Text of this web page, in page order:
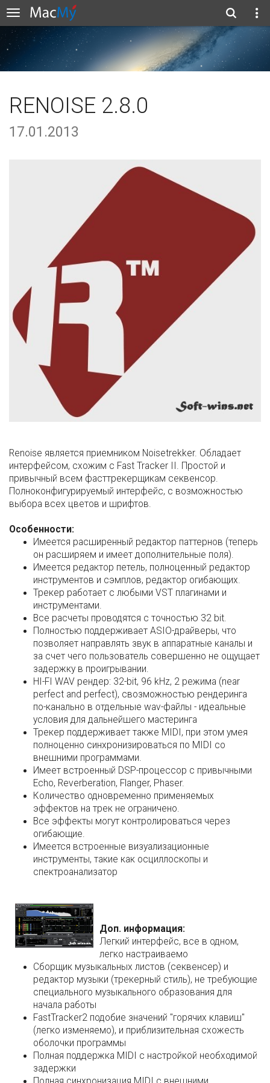
RENOISE 2.8.0
17.01.2013
Renoise является приемником Noisetrekker. Обладает
интерфейсом, схожим с Fast Tracker II. Простой и
привычный всем фасттрекерщикам секвенсор.
Полноконфигурируемый интерфейс, с возможностью
выбора всех цветов и шрифтов.
Особенности:
Имеется расширенный редактор паттернов (теперь
он расширяем и имеет дополнительные поля).
Имеется редактор петель, полноценный редактор
инструментов и сэмплов, редактор огибающих.
Трекер работает с любыми VST плагинами и
инструментами.
Все расчеты проводятся с точностью 32 bit.
Полностью поддерживает ASIO-драйверы, что
позволяет направлять звук в аппаратные каналы и
за счет чего пользователь совершенно не ощущает
задержку в проигрывании.
HI-FI WAV рендер: 32-bit, 96 kHz, 2 режима (near
perfect and perfect), свозможностью рендеринга
по-канально в отдельные wav-файлы - идеальные
условия для дальнейшего мастеринга
Трекер поддерживает также MIDI, при этом умея
полноценно синхронизироваться по MIDI со
внешними программами.
Имеет встроенный DSP-процессор с привычными
Echo, Reverberation, Flanger, Phaser.
Количество одновременно применяемых
эффектов на трек не ограничено.
Все эффекты могут контролироваться через
огибающие.
Имеется встроенные визуализационные
инструменты, такие как осциллоскопы и
спектроанализатор
Доп. информация:
Легкий интерфейс, все в одном,
легко настраиваемо
Сборщик музыкальных листов (секвенсер) и
редактор музыки (трекерный стиль), не требующие
специального музыкального образования для
начала работы
FastTracker2 подобие значений "горячих клавиш"
(легко изменяемо), и приблизительная схожесть
оболочки программы
Полная поддержка MIDI с настройкой необходимой
задержки